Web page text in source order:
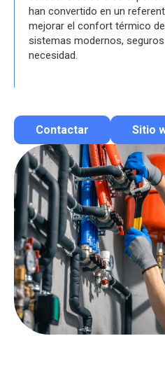
han convertido en un
mejorar el confort térmico
sistemas modernos,
necesidad.
Contactar
Contactar por correo
Llamar por teléfono
Contactar por Whatsapp
Sitio